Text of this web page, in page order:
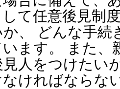
て任意後見制
、 どんな手
ます。 また、
人をつけたい
ければならな